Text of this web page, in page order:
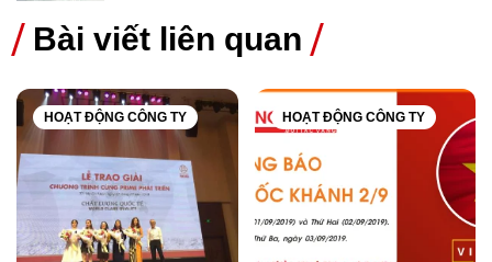
Bài viết liên quan
HOẠT ĐỘNG CÔNG TY HOẠT ĐỘNG CÔNG TY